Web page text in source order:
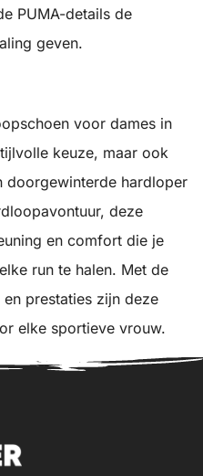
PUMA-details de
geven.
voor dames in
keuze, maar ook
doorgewinterde hardloper
deze
en comfort die je
run te halen. Met de
prestaties zijn deze
elke sportieve vrouw.